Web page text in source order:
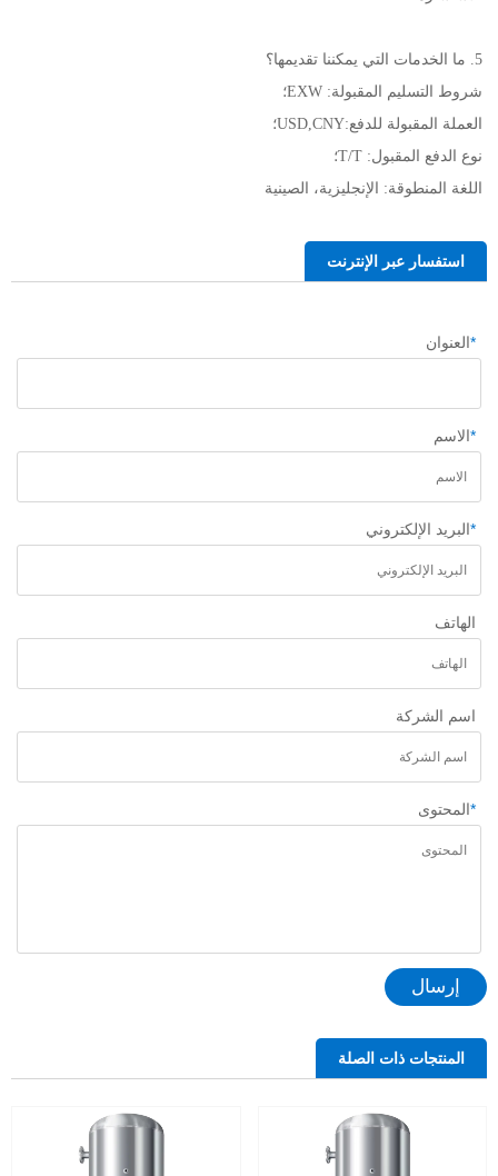
5. ما الخدمات التي يمكننا تقديمها؟
شروط التسليم المقبولة: EXW؛
العملة المقبولة للدفع:USD,CNY؛
نوع الدفع المقبول: T/T؛
اللغة المنطوقة: الإنجليزية، الصينية
استفسار عبر الإنترنت
*العنوان
*الاسم
*البريد الإلكتروني
الهاتف
اسم الشركة
*المحتوى
إرسال
المنتجات ذات الصلة